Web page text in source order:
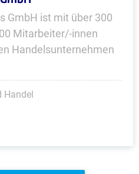
GmbH ist mit über 300
Mitarbeiter/-innen
Handelsunternehmen
Handel